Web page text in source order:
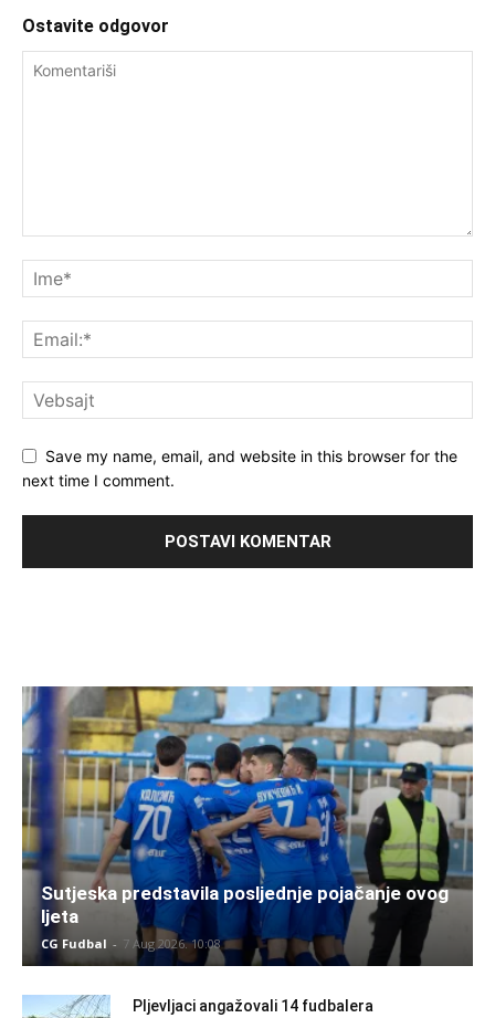
Ostavite odgovor
Save my name, email, and website in this browser for the
next time I comment.
Sutjeska predstavila posljednje pojačanje ovog
ljeta
CG Fudbal - 7 Aug 2026. 10:08
Pljevljaci angažovali 14 fudbalera